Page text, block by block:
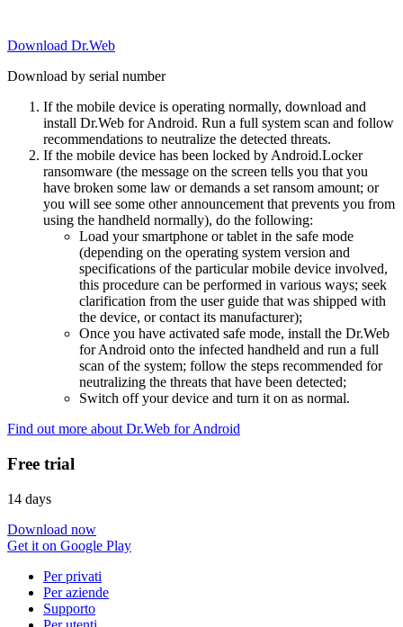
Download Dr.Web
Download by serial number
If the mobile device is operating normally, download and
install Dr.Web for Android. Run a full system scan and follow
recommendations to neutralize the detected threats.
If the mobile device has been locked by Android.Locker
ransomware (the message on the screen tells you that you
have broken some law or demands a set ransom amount; or
you will see some other announcement that prevents you from
using the handheld normally), do the following:
Load your smartphone or tablet in the safe mode
(depending on the operating system version and
specifications of the particular mobile device involved,
this procedure can be performed in various ways; seek
clarification from the user guide that was shipped with
the device, or contact its manufacturer);
Once you have activated safe mode, install the Dr.Web
for Android onto the infected handheld and run a full
scan of the system; follow the steps recommended for
neutralizing the threats that have been detected;
Switch off your device and turn it on as normal.
Find out more about Dr.Web for Android
Free trial
14 days
Download now
Get it on Google Play
Per privati
Per aziende
Supporto